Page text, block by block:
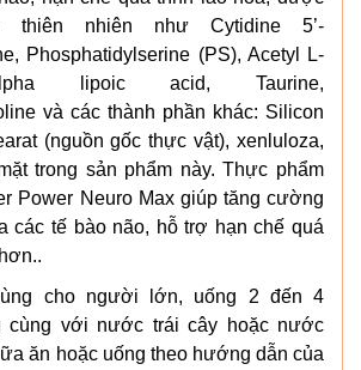
thiên nhiên như Cytidine 5’-
Phosphatidylserine (PS), Acetyl L-
lipoic acid, Taurine,
và các thành phần khác: Silicon
(nguồn gốc thực vật), xenluloza,
trong sản phẩm này. Thực phẩm
Power Neuro Max giúp tăng cường
các tế bào não, hỗ trợ hạn chế quá
cho người lớn, uống 2 đến 4
cùng với nước trái cây hoặc nước
ăn hoặc uống theo hướng dẫn của